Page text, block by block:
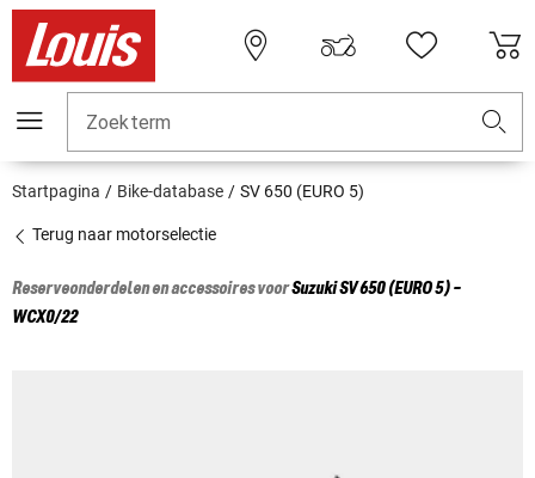
Zoekterm
Startpagina Bike-database SV 650 (EURO 5)
Terug naar motorselectie
Reserveonderdelen en accessoires voorSuzukiSV 650 (EURO 5) -
WCX0/22